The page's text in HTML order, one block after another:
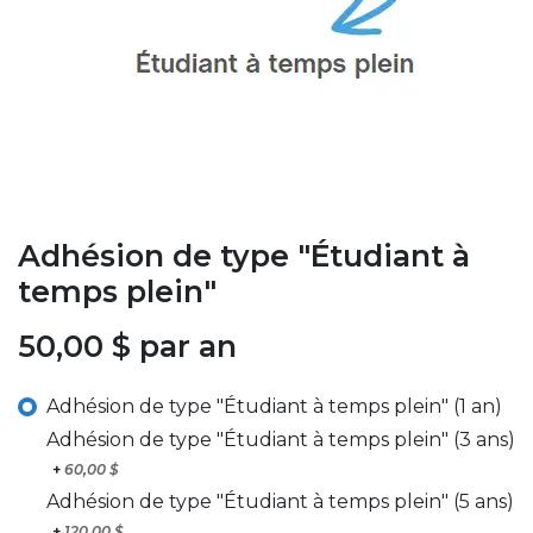
Adhésion de type "Étudiant à
temps plein"
50,00 $ par an
Adhésion de type "Étudiant à temps plein" (1 an)
Adhésion de type "Étudiant à temps plein" (3 ans)
+ 60,00$
Adhésion de type "Étudiant à temps plein" (5 ans)